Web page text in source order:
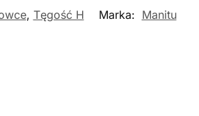
, Tęgość H Marka: Manitu